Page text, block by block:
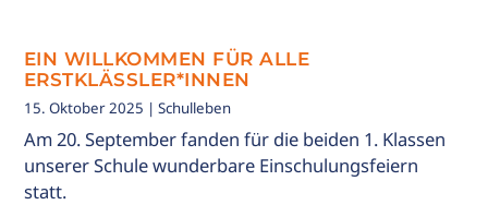
EIN WILLKOMMEN FÜR ALLE
ERSTKLÄSSLER*INNEN
15. Oktober 2025 | Schulleben
Am 20. September fanden für die beiden 1. Klassen
unserer Schule wunderbare Einschulungsfeiern
statt.